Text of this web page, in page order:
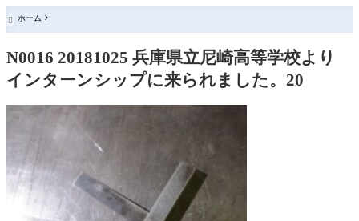
 ホーム
N0016 20181025 兵庫県立尼崎高等学校より
インターンシップに来られました。20